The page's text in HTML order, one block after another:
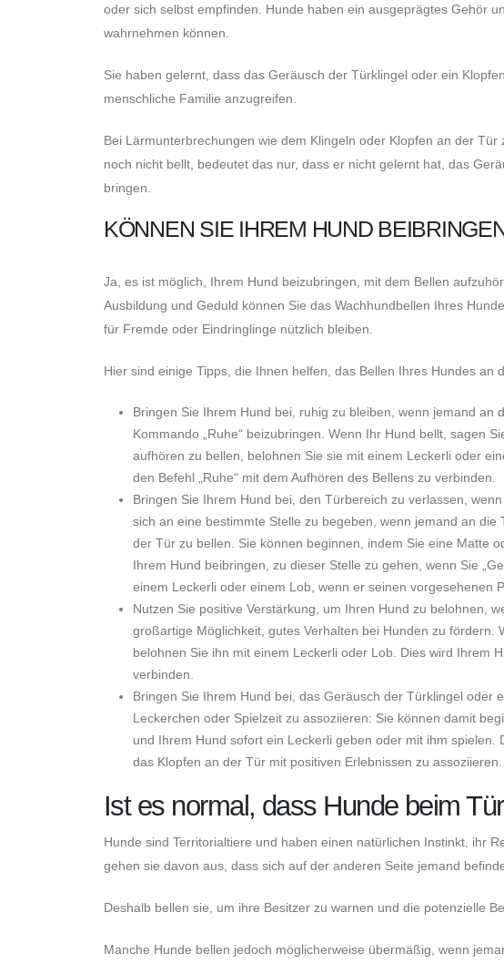
oder sich selbst empfinden. Hunde haben ein ausgeprägtes Gehör
wahrnehmen können.
Sie haben gelernt, dass das Geräusch der Türklingel oder ein
menschliche Familie anzugreifen.
Bei Lärmunterbrechungen wie dem Klingeln oder Klopfen an der
noch nicht bellt, bedeutet das nur, dass er nicht gelernt hat, das
bringen.
KÖNNEN SIE IHREM HUND
Ja, es ist möglich, Ihrem Hund beizubringen, mit dem Bellen
Ausbildung und Geduld können Sie das Wachhundbellen Ihres
für Fremde oder Eindringlinge nützlich bleiben.
Hier sind einige Tipps, die Ihnen helfen, das Bellen Ihres Hundes an
Bringen Sie Ihrem Hund bei, ruhig zu bleiben, wenn jemand
Kommando „Ruhe“ beizubringen. Wenn Ihr Hund bellt, sagen
aufhören zu bellen, belohnen Sie sie mit einem Leckerli oder
den Befehl „Ruhe“ mit dem Aufhören des Bellens zu verbinden.
Bringen Sie Ihrem Hund bei, den Türbereich zu verlassen,
sich an eine bestimmte Stelle zu begeben, wenn jemand an
der Tür zu bellen. Sie können beginnen, indem Sie eine Matte
Ihrem Hund beibringen, zu dieser Stelle zu gehen, wenn Sie
einem Leckerli oder einem Lob, wenn er seinen vorgesehenen
Nutzen Sie positive Verstärkung, um Ihren Hund zu belohnen,
großartige Möglichkeit, gutes Verhalten bei Hunden zu fördern.
belohnen Sie ihn mit einem Leckerli oder Lob. Dies wird Ihrem
verbinden.
Bringen Sie Ihrem Hund bei, das Geräusch der Türklingel oder
Leckerchen oder Spielzeit zu assoziieren: Sie können damit
und Ihrem Hund sofort ein Leckerli geben oder mit ihm
das Klopfen an der Tür mit positiven Erlebnissen zu assoziieren.
Ist es normal, dass Hunde beim
Hunde sind Territorialtiere und haben einen natürlichen Instinkt, ihr
gehen sie davon aus, dass sich auf der anderen Seite jemand
Deshalb bellen sie, um ihre Besitzer zu warnen und die potenzielle
Manche Hunde bellen jedoch möglicherweise übermäßig, wenn